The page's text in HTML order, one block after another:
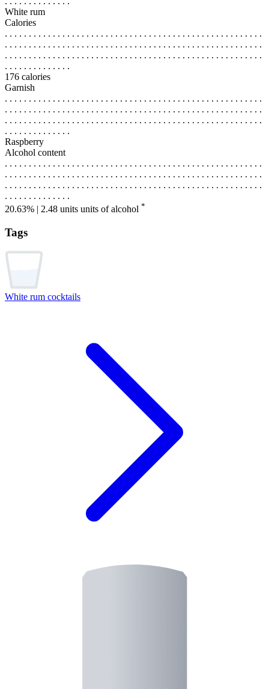
White rum
Calories
. . . . . . . . . . . . . . . . . . . . . . . . . . . . . . . . . . . . . . . . . . . . . . . . . . . . . .
. . . . . . . . . . . . . . . . . . . . . . . . . . . . . . . . . . . . . . . . . . . . . . . . . . . . . .
. . . . . . . . . . . . . . . . . . . . . . . . . . . . . . . . . . . . . . . . . . . . . . . . . . . . . .
. . . . . . . . . . . . . .
176 calories
Garnish
. . . . . . . . . . . . . . . . . . . . . . . . . . . . . . . . . . . . . . . . . . . . . . . . . . . . . .
. . . . . . . . . . . . . . . . . . . . . . . . . . . . . . . . . . . . . . . . . . . . . . . . . . . . . .
. . . . . . . . . . . . . . . . . . . . . . . . . . . . . . . . . . . . . . . . . . . . . . . . . . . . . .
. . . . . . . . . . . . . .
Raspberry
Alcohol content
. . . . . . . . . . . . . . . . . . . . . . . . . . . . . . . . . . . . . . . . . . . . . . . . . . . . . .
. . . . . . . . . . . . . . . . . . . . . . . . . . . . . . . . . . . . . . . . . . . . . . . . . . . . . .
. . . . . . . . . . . . . . . . . . . . . . . . . . . . . . . . . . . . . . . . . . . . . . . . . . . . . .
. . . . . . . . . . . . . .
20.63% | 2.48 units units of alcohol *
Tags
White rum cocktails